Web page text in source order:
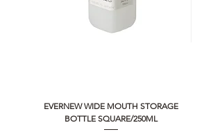
EVERNEW WIDE MOUTH STORAGE
BOTTLE SQUARE/250ML